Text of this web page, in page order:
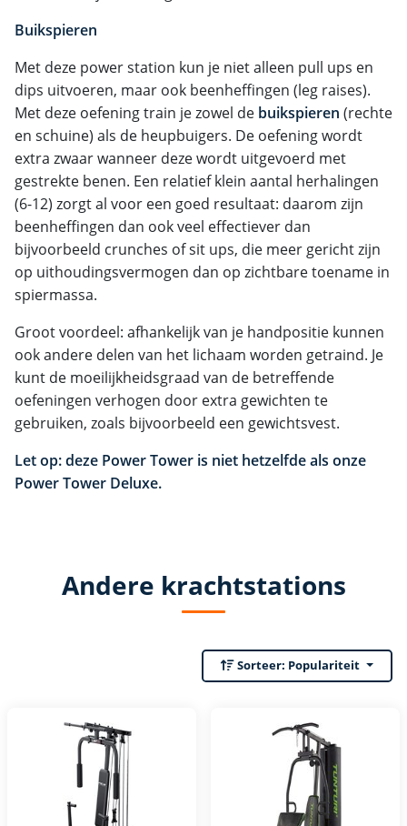
Buikspieren
Met deze power station kun je niet alleen pull ups en
dips uitvoeren, maar ook beenheffingen (leg raises).
Met deze oefening train je zowel de buikspieren (rechte
en schuine) als de heupbuigers. De oefening wordt
extra zwaar wanneer deze wordt uitgevoerd met
gestrekte benen. Een relatief klein aantal herhalingen
(6-12) zorgt al voor een goed resultaat: daarom zijn
beenheffingen dan ook veel effectiever dan
bijvoorbeeld crunches of sit ups, die meer gericht zijn
op uithoudingsvermogen dan op zichtbare toename in
spiermassa.
Groot voordeel: afhankelijk van je handpositie kunnen
ook andere delen van het lichaam worden getraind. Je
kunt de moeilijkheidsgraad van de betreffende
oefeningen verhogen door extra gewichten te
gebruiken, zoals bijvoorbeeld een gewichtsvest.
Let op: deze Power Tower is niet hetzelfde als onze
Power Tower Deluxe.
Andere krachtstations
Sorteer: Populariteit